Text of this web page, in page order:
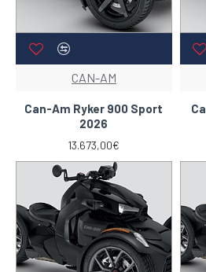
CAN-AM
Can-Am Ryker 900 Sport
2026
13.673,00€